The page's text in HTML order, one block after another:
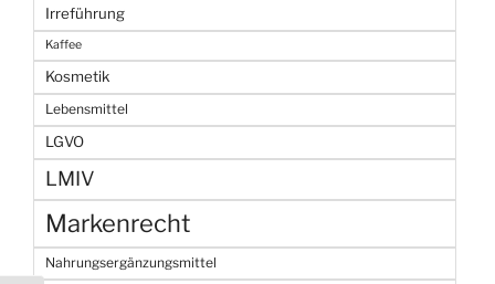
Irreführung
Kaffee
Kosmetik
Lebensmittel
LGVO
LMIV
Markenrecht
Nahrungsergänzungsmittel